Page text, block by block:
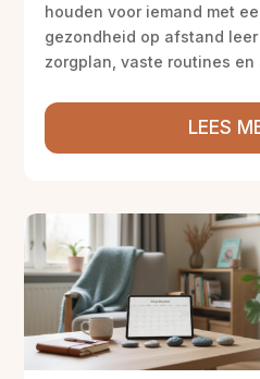
houden voor iemand met
gezondheid op afstand
zorgplan, vaste routines en
LEES